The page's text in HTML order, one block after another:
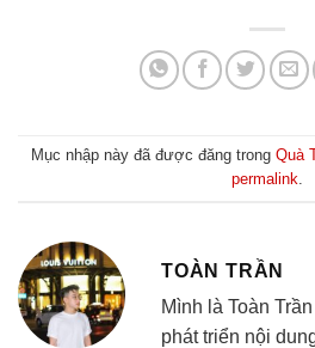
Mục nhập này đã được đăng trong Quà
permalink
TOÀN TRẦN
Mình là Toàn
phát triển nội